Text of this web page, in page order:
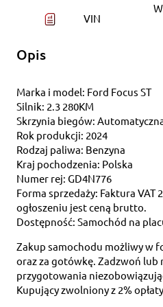
VIN
Opis
Marka i model: Ford Focus ST
Silnik: 2.3 280KM
Skrzynia biegów:
Rok produkcji: 2024
Rodzaj paliwa: Benzyna
Kraj pochodzenia: Polska
Numer rej: GD4N776
Forma sprzedaży: Faktura VAT
ogłoszeniu jest ceną brutto.
Dostępność: Samochód na
Zakup samochodu możliwy w
oraz za gotówkę. Zadzwoń lub
przygotowania
Kupujący zwolniony z 2%